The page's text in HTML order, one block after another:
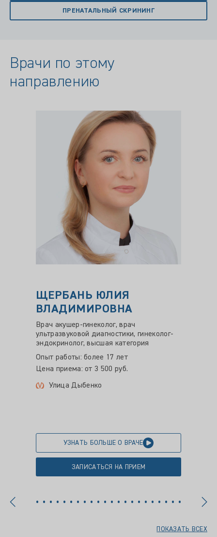
ПРЕНАТАЛЬНЫЙ СКРИНИНГ
Врачи по этому
направлению
ЩЕРБАНЬ ЮЛИЯ
ВЛАДИМИРОВНА
Врач акушер-гинеколог, врач
ультразвуковой диагностики, гинеколог-
эндокринолог, высшая категория
Опыт работы: более 17 лет
Цена приема: от 3 500 руб.
Улица Дыбенко
УЗНАТЬ БОЛЬШЕ О ВРАЧЕ
ЗАПИСАТЬСЯ НА ПРИЕМ
ПОКАЗАТЬ ВСЕХ